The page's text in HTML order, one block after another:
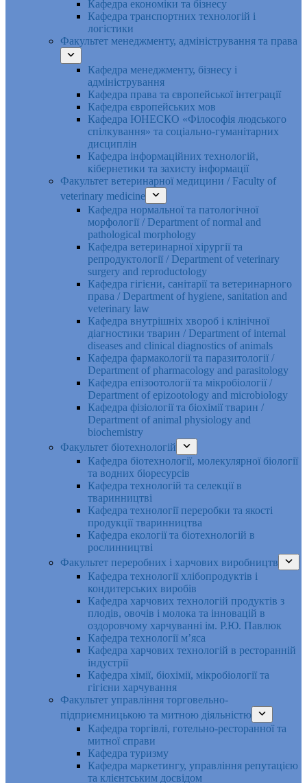
Кафедра економіки та бізнесу
Кафедра транспортних технологій і
логістики
Факультет менеджменту, адміністрування та права
Кафедра менеджменту, бізнесу і
адміністрування
Кафедра права та європейської інтеграції
Кафедра європейських мов
Кафедра ЮНЕСКО «Філософія людського
спілкування» та соціально-гуманітарних
дисциплін
Кафедра інформаційних технологій,
кібернетики та захисту інформації
Факультет ветеринарної медицини / Faculty of
veterinary medicine
Кафедра нормальної та патологічної
морфології / Department of normal and
pathological morphology
Кафедра ветеринарної хірургії та
репродуктології / Department of veterinary
surgery and reproductology
Кафедра гігієни, санітарії та ветеринарного
права / Department of hygiene, sanitation and
veterinary law
Кафедра внутрішніх хвороб і клінічної
діагностики тварин / Department of internal
diseases and clinical diagnostics of animals
Кафедра фармакології та паразитології /
Department of pharmacology and parasitology
Кафедра епізоотології та мікробіології /
Department of epizootology and microbiology
Кафедра фізіології та біохімії тварин /
Department of animal physiology and
biochemistry
Факультет біотехнологій
Кафедра біотехнології, молекулярної біології
та водних біоресурсів
Кафедра технологій та селекції в
тваринництві
Кафедра технології переробки та якості
продукції тваринництва
Кафедра екології та біотехнологій в
рослинництві
Факультет переробних і харчових виробництв
Кафедра технології хлібопродуктів і
кондитерських виробів
Кафедра харчових технологій продуктів з
плодів, овочів і молока та інновацій в
оздоровчому харчуванні ім. Р.Ю. Павлюк
Кафедра технології м’яса
Кафедра харчових технологій в ресторанній
індустрії
Кафедра хімії, біохімії, мікробіології та
гігієни харчування
Факультет управління торговельно-
підприємницькою та митною діяльністю
Кафедра торгівлі, готельно-ресторанної та
митної справи
Кафедра туризму
Кафедра маркетингу, управління репутацією
та клієнтським досвідом